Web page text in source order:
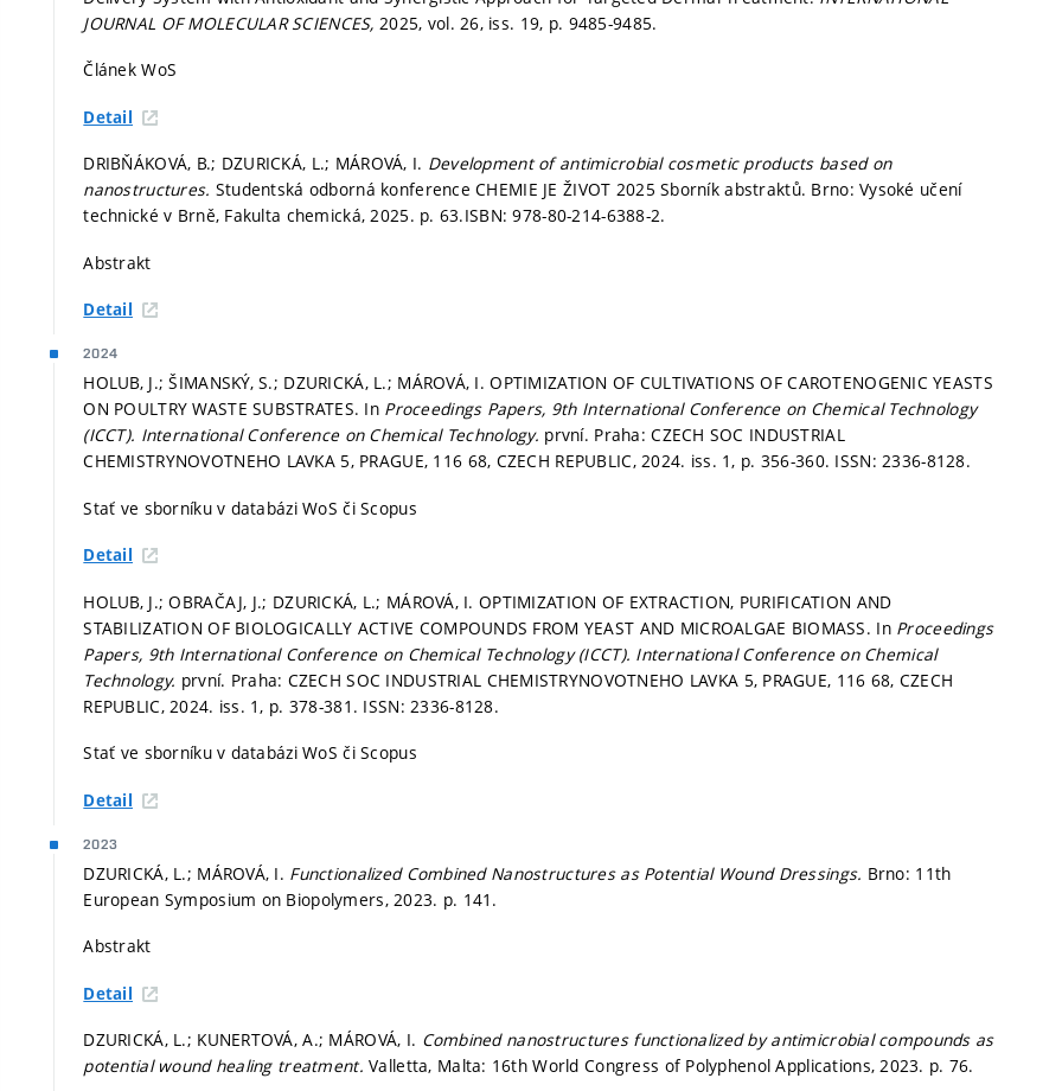
JOURNAL OF MOLECULAR SCIENCES, 2025, vol. 26, iss. 19, p. 9485-9485.
Článek WoS
Detail
DRIBŇÁKOVÁ, B.; DZURICKÁ, L.; MÁROVÁ, I. Development of antimicrobial cosmetic products based on
nanostructures. Studentská odborná konference CHEMIE JE ŽIVOT 2025 Sborník abstraktů. Brno: Vysoké učení
technické v Brně, Fakulta chemická, 2025. p. 63.ISBN: 978-80-214-6388-2.
Abstrakt
Detail
2024
HOLUB, J.; ŠIMANSKÝ, S.; DZURICKÁ, L.; MÁROVÁ, I. OPTIMIZATION OF CULTIVATIONS OF CAROTENOGENIC YEASTS
ON POULTRY WASTE SUBSTRATES. In Proceedings Papers, 9th International Conference on Chemical Technology
(ICCT). International Conference on Chemical Technology. první. Praha: CZECH SOC INDUSTRIAL
CHEMISTRYNOVOTNEHO LAVKA 5, PRAGUE, 116 68, CZECH REPUBLIC, 2024. iss. 1, p. 356-360. ISSN: 2336-8128.
Stať ve sborníku v databázi WoS či Scopus
Detail
HOLUB, J.; OBRAČAJ, J.; DZURICKÁ, L.; MÁROVÁ, I. OPTIMIZATION OF EXTRACTION, PURIFICATION AND
STABILIZATION OF BIOLOGICALLY ACTIVE COMPOUNDS FROM YEAST AND MICROALGAE BIOMASS. In Proceedings
Papers, 9th International Conference on Chemical Technology (ICCT). International Conference on Chemical
Technology. první. Praha: CZECH SOC INDUSTRIAL CHEMISTRYNOVOTNEHO LAVKA 5, PRAGUE, 116 68, CZECH
REPUBLIC, 2024. iss. 1, p. 378-381. ISSN: 2336-8128.
Stať ve sborníku v databázi WoS či Scopus
Detail
2023
DZURICKÁ, L.; MÁROVÁ, I. Functionalized Combined Nanostructures as Potential Wound Dressings. Brno: 11th
European Symposium on Biopolymers, 2023. p. 141.
Abstrakt
Detail
DZURICKÁ, L.; KUNERTOVÁ, A.; MÁROVÁ, I. Combined nanostructures functionalized by antimicrobial compounds as
potential wound healing treatment.Valletta, Malta: 16th World Congress of Polyphenol Applications, 2023. p. 76.